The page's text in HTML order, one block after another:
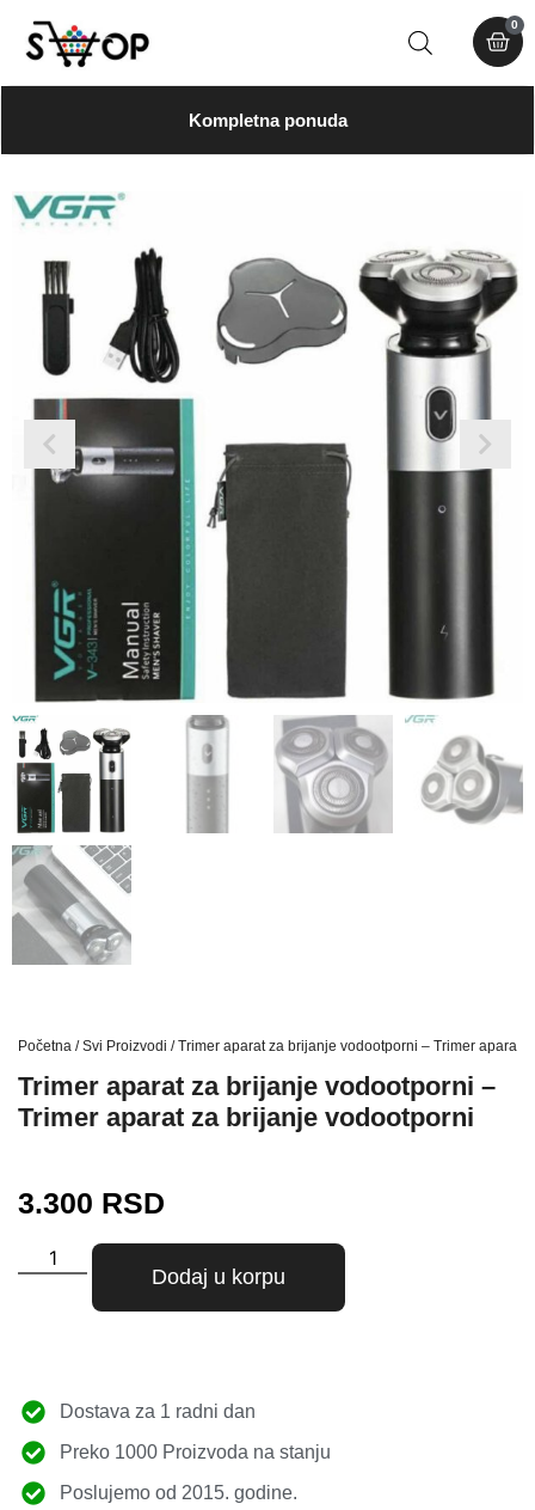
0
Kompletna ponuda
Početna /Svi Proizvodi / Trimer aparat za brijanje vodootporni – Trimer aparat
Trimer aparat za brijanje vodootporni –
Trimer aparat za brijanje vodootporni
3.300 RSD
Dodaj u korpu
Dostava za 1 radni dan
Preko 1000 Proizvoda na stanju
Poslujemo od 2015. godine.